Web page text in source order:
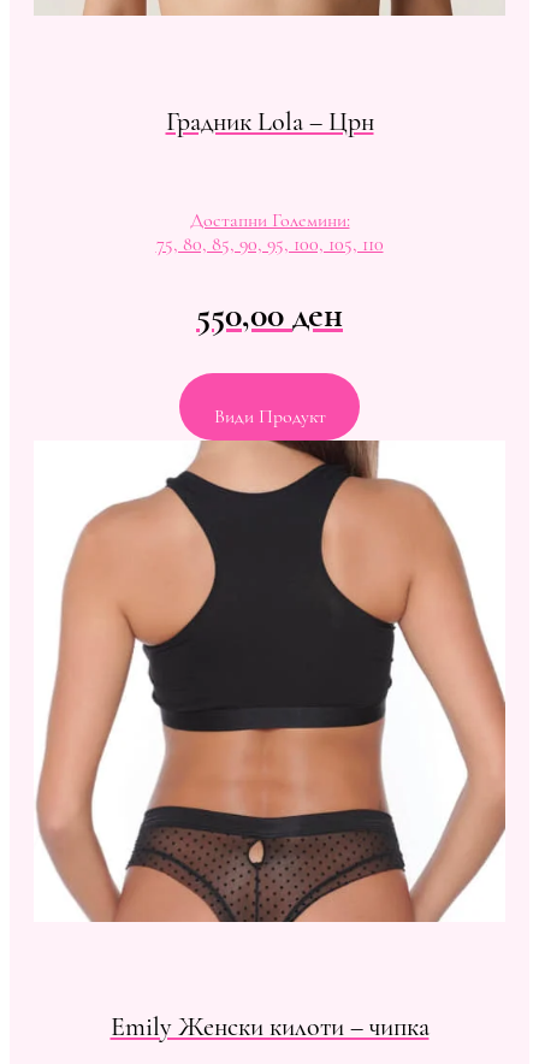
Градник Lola – Црн
Достапни Големини:
75, 80, 85, 90, 95, 100, 105, 110
550,00ден
Види Продукт
Emily Женски килоти – чипка